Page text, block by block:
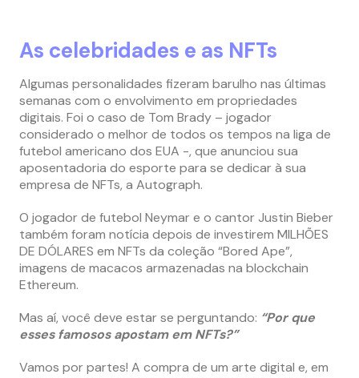
As celebridades e as NFTs
Algumas personalidades fizeram barulho nas últimas
semanas com o envolvimento em propriedades
digitais. Foi o caso de Tom Brady – jogador
considerado o melhor de todos os tempos na liga de
futebol americano dos EUA -, que anunciou sua
aposentadoria do esporte para se dedicar à sua
empresa de NFTs, a Autograph.
O jogador de futebol Neymar e o cantor Justin Bieber
também foram notícia depois de investirem MILHÕES
DE DÓLARES em NFTs da coleção “Bored Ape”,
imagens de macacos armazenadas na blockchain
Ethereum.
Mas aí, você deve estar se perguntando: “Por que
esses famosos apostam em NFTs?”
Vamos por partes! A compra de um arte digital e, em